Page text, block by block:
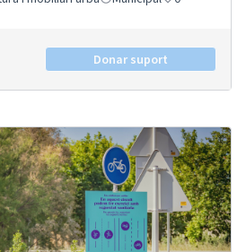
Donar suport